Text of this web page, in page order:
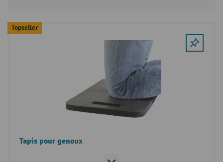
Topseller
Tapis pour genoux